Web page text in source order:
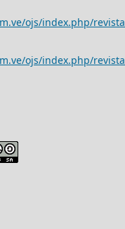
ojs/index.php/
ojs/index.php/